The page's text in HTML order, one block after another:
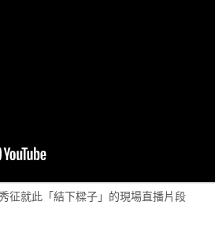
征就此「結下樑子」的現場直播片段